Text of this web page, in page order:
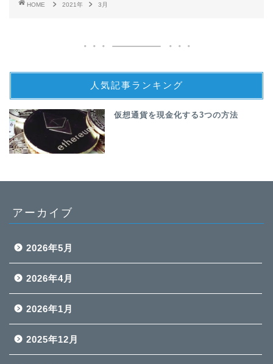
HOME 2021年 3月
人気記事ランキング
仮想通貨を現金化する3つの方法
アーカイブ
2026年5月
2026年4月
2026年1月
2025年12月